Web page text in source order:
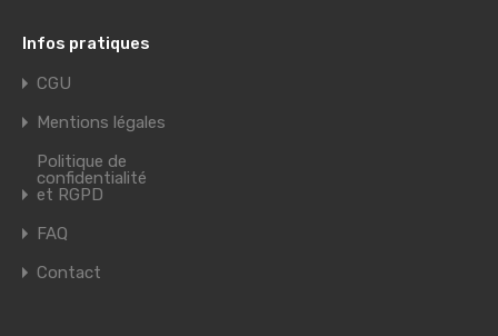
Infos pratiques
CGU
Mentions légales
Politique de
confidentialité
et RGPD
FAQ
Contact